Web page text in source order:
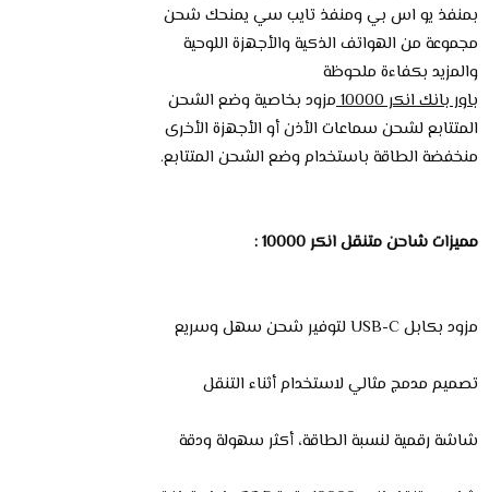
بمنفذ يو اس بي ومنفذ تايب سي يمنحك شحن
مجموعة من الهواتف الذكية والأجهزة اللوحية
والمزيد بكفاءة ملحوظة
باور بانك انكر 10000
مزود بخاصية وضع الشحن
المتتابع لشحن سماعات الأذن أو الأجهزة الأخرى
منخفضة الطاقة باستخدام وضع الشحن المتتابع.
مميزات شاحن متنقل انكر 10000 :
مزود بكابل USB-C لتوفير شحن سهل وسريع
تصميم مدمج مثالي لاستخدام أثناء التنقل
شاشة رقمية لنسبة الطاقة، أكثر سهولة ودقة